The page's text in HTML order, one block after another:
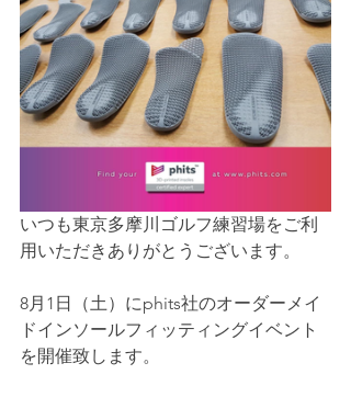
いつも東京多摩川ゴルフ練習場をご利
用いただきありがとうございます。
8月1日（土）にphits社のオーダーメイ
ドインソールフィッティングイベント
を開催致します。